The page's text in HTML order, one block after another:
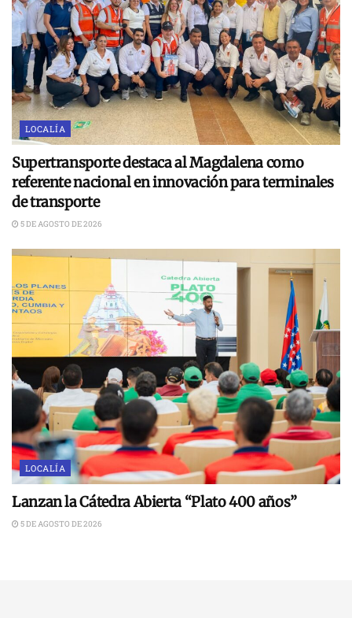
LOCALÍA
Supertransporte destaca al Magdalena como
referente nacional en innovación para terminales
de transporte
5 DE AGOSTO DE 2026
LOCALÍA
Lanzan la Cátedra Abierta “Plato 400 años”
5 DE AGOSTO DE 2026